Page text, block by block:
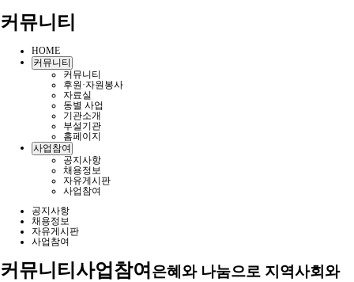
커뮤니티
HOME
커뮤니티
커뮤니티
후원·자원봉사
자료실
동별 사업
기관소개
부설기관
홈페이지
사업참여
공지사항
채용정보
자유게시판
사업참여
공지사항
채용정보
자유게시판
사업참여
커뮤니티 사업참여 은혜와 나눔으로 지역사회와